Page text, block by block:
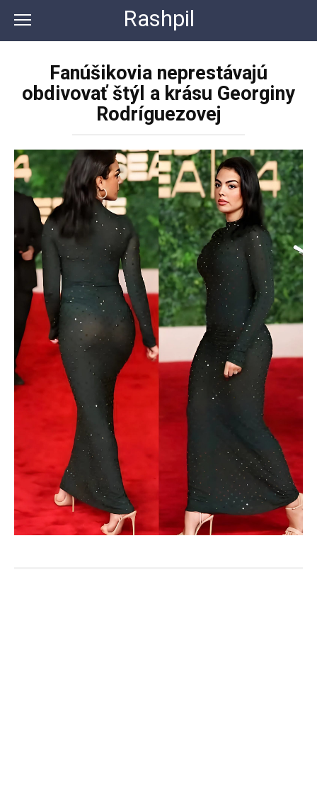
контенту
Rashpil
Fanúšikovia neprestávajú
obdivovať štýl a krásu Georginy
Rodríguezovej